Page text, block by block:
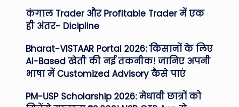
कंगाल Trader और Profitable Trader में एक
ही अंतर- Dicipline
Bharat-VISTAAR Portal 2026: किसानों के लिए
AI-Based खेती की नई तकनीक! जानिए अपनी
भाषा में Customized Advisory कैसे पाएं
PM-USP Scholarship 2026: मेधावी छात्रों को